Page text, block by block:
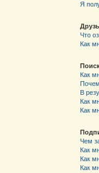
Я
Что
Как
Как
В
Как
Как
Чем
Как
Как
Как